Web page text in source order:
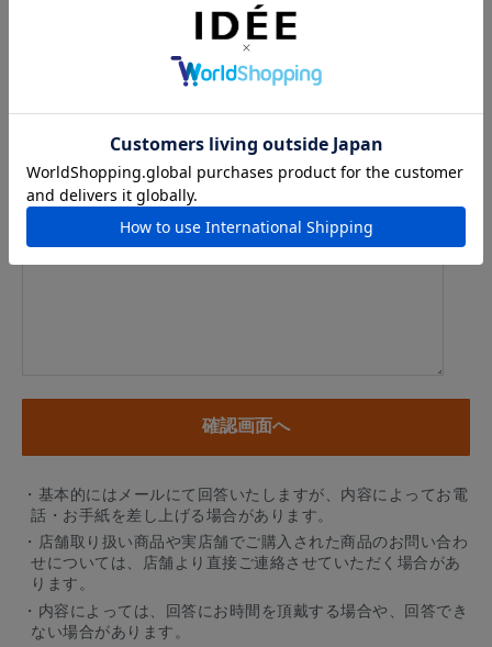
例：info@example.com
内容
※商品に関するお問い合わせ、納期・お届けに関するお問い合
わせの場合には、お住まいの都道府県を必ずご記入ください。
・基本的にはメールにて回答いたしますが、内容によってお電
話・お手紙を差し上げる場合があります。
・店舗取り扱い商品や実店舗でご購入された商品のお問い合わ
せについては、店舗より直接ご連絡させていただく場合があ
ります。
・内容によっては、回答にお時間を頂戴する場合や、回答でき
ない場合があります。